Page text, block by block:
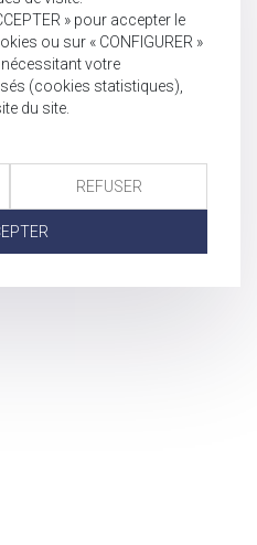
» pour accepter le
ou sur « CONFIGURER »
votre
(cookies statistiques),
du site.
REFUSER